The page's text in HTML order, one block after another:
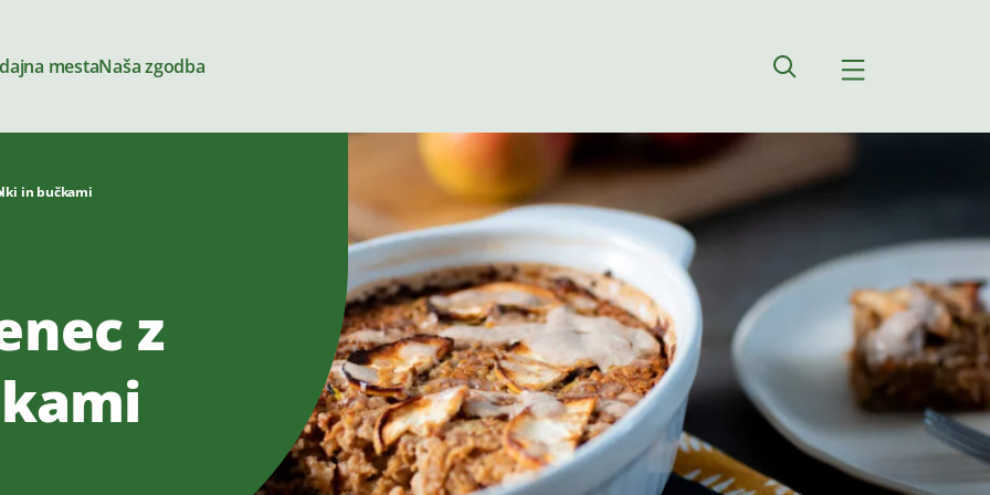
mestaNaša zgodba
in bučkami
z